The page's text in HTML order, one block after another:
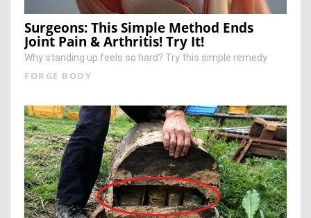
Surgeons: This Simple Method Ends
Joint Pain & Arthritis! Try It!
Why standing up feels so hard? Try this simple remedy
FORGE BODY